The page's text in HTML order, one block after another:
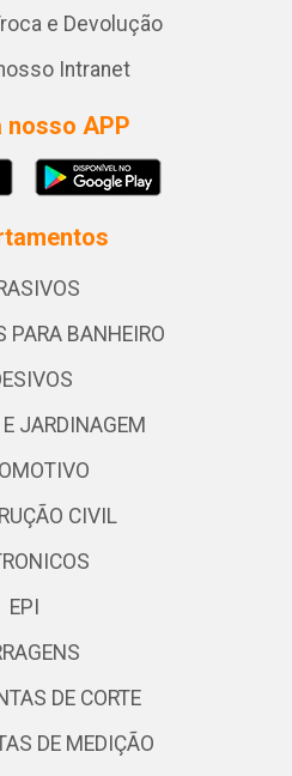
e Devolução
Intranet
nosso APP
PARA BANHEIRO
JARDINAGEM
CIVIL
EPI
DE CORTE
DE MEDIÇÃO